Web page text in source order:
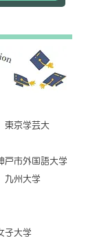
京学芸大
外国語大学
州大学
大学